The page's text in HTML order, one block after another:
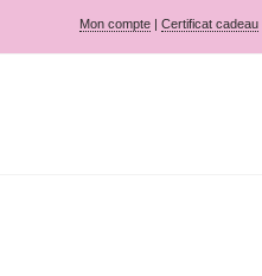
Mon compte |Certificat cadeau